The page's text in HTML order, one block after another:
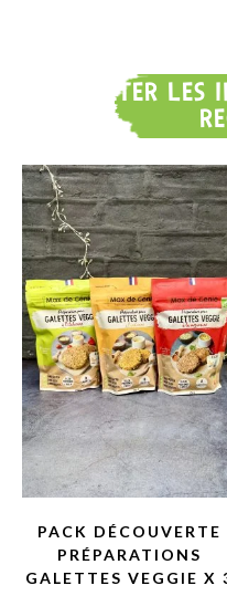
ACHETER LES
PACK DÉCOUVERTE
PRÉPARATIONS
GALETTES VEGGIE X